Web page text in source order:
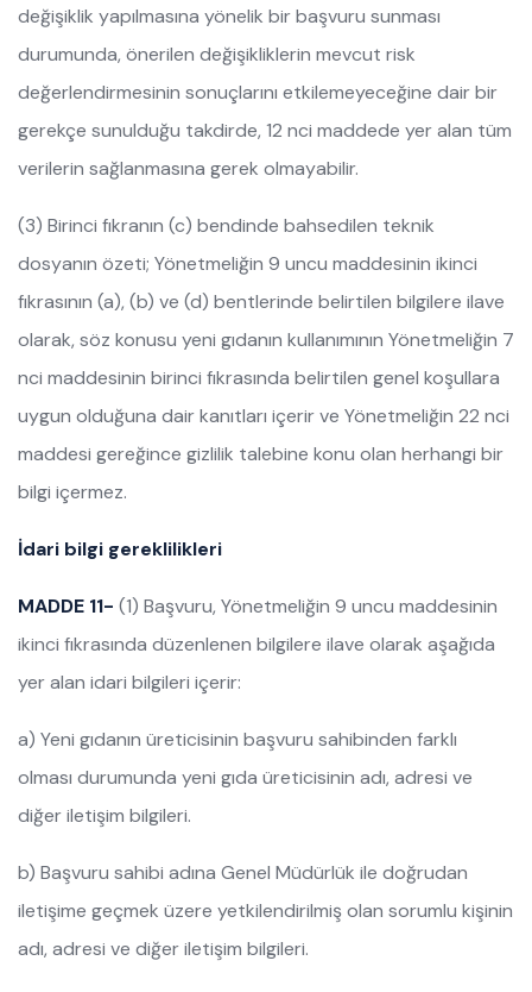
değişiklik yapılmasına yönelik bir başvuru sunması
durumunda, önerilen değişikliklerin mevcut risk
değerlendirmesinin sonuçlarını etkilemeyeceğine dair bir
gerekçe sunulduğu takdirde, 12 nci maddede yer alan tüm
verilerin sağlanmasına gerek olmayabilir.
(3) Birinci fıkranın (c) bendinde bahsedilen teknik
dosyanın özeti; Yönetmeliğin 9 uncu maddesinin ikinci
fıkrasının (a), (b) ve (d) bentlerinde belirtilen bilgilere ilave
olarak, söz konusu yeni gıdanın kullanımının Yönetmeliğin 7
nci maddesinin birinci fıkrasında belirtilen genel koşullara
uygun olduğuna dair kanıtları içerir ve Yönetmeliğin 22 nci
maddesi gereğince gizlilik talebine konu olan herhangi bir
bilgi içermez.
İdari bilgi gereklilikleri
MADDE 11- (1) Başvuru, Yönetmeliğin 9 uncu maddesinin
ikinci fıkrasında düzenlenen bilgilere ilave olarak aşağıda
yer alan idari bilgileri içerir:
a) Yeni gıdanın üreticisinin başvuru sahibinden farklı
olması durumunda yeni gıda üreticisinin adı, adresi ve
diğer iletişim bilgileri.
b) Başvuru sahibi adına Genel Müdürlük ile doğrudan
iletişime geçmek üzere yetkilendirilmiş olan sorumlu kişinin
adı, adresi ve diğer iletişim bilgileri.